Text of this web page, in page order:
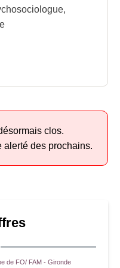
clos.
alerté des prochains.
de FO/ FAM - Gironde